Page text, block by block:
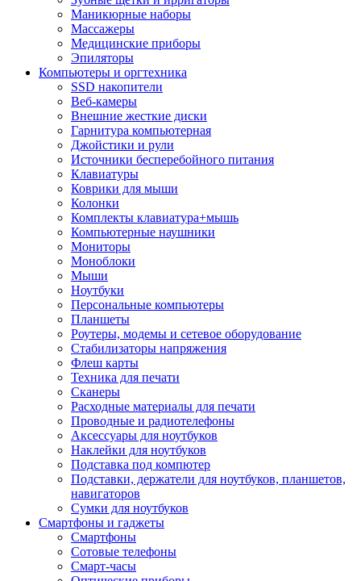
Маникюрные наборы
Массажеры
Медицинские приборы
Эпиляторы
Компьютеры и оргтехника
SSD накопители
Веб-камеры
Внешние жесткие диски
Гарнитура компьютерная
Джойстики и рули
Источники бесперебойного питания
Клавиатуры
Коврики для мыши
Колонки
Комплекты клавиатура+мышь
Компьютерные наушники
Мониторы
Моноблоки
Мыши
Ноутбуки
Персональные компьютеры
Планшеты
Роутеры, модемы и сетевое оборудование
Стабилизаторы напряжения
Флеш карты
Техника для печати
Сканеры
Расходные материалы для печати
Проводные и радиотелефоны
Аксессуары для ноутбуков
Наклейки для ноутбуков
Подставка под компютер
Подставки, держатели для ноутбуков, планшетов,
навигаторов
Сумки для ноутбуков
Смартфоны и гаджеты
Смартфоны
Сотовые телефоны
Смарт-часы